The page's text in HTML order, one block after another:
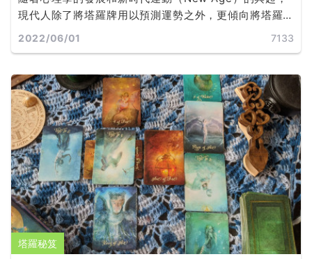
現代人除了將塔羅牌用以預測運勢之外，更傾向將塔羅
牌作為自我探索和心靈發展的工具，世界各地有許多心
2022/06/01 7133
塔羅秘笈